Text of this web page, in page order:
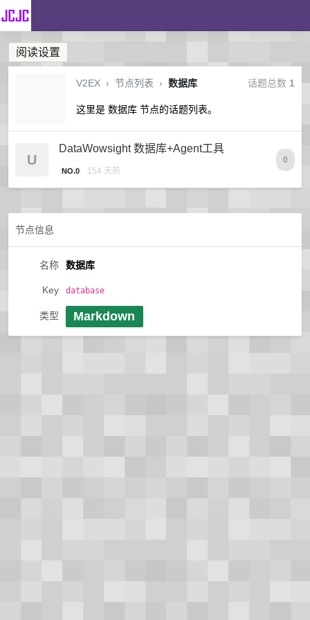
阅读设置
话题总数 1
V2EX › 节点列表 › 数据库
这里是 数据库 节点的话题列表。
U
DataWowsight 数据库+Agent工具
NO.0 154 天前
0
节点信息
名称 数据库
Key database
类型 Markdown